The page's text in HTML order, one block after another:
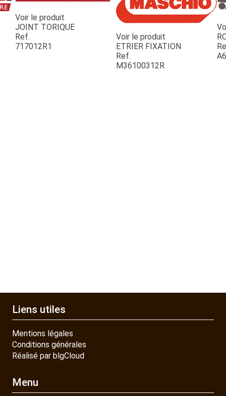
JOUET
ESPACES VERTS
Voir le produit
JOINT TORIQUE
Ref.
717012R1
Voir le produit
ETRIER FIXATION
Ref.
M36100312R
Liens utiles
Mentions légales
Conditions générales
Réalisé par blgCloud
Menu